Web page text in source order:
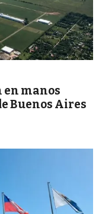
en manos
Buenos Aires